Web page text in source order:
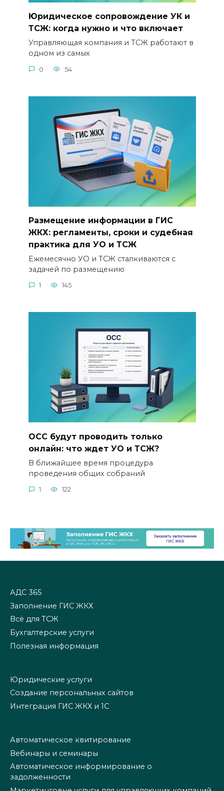
Юридическое сопровождение УК и
ТСЖ: когда нужно и что включает
Управляющая компания и ТСЖ работают в
одном из самых
0 54
Размещение информации в ГИС
ЖКХ: регламенты, сроки и судебная
практика для УО и ТСЖ
Ежемесячно УО и ТСЖ сталкиваются с
задачей по размещению
1 145
ОСС будут проводить только
онлайн: что ждет УО и ТСЖ?
В ближайшее время процедура
проведения общих собраний
1 122
АДС 365
Заполнение ГИС ЖКХ
Всё для ТСЖ
Бухгалтерские услуги
Полезная информация
Юридические услуги
Создание персональных сайтов
Интеграция ГИС ЖКХ и 1С
Автоматическое квитирование
Вебинары и семинары
Автоматическое информирование о
задолженности